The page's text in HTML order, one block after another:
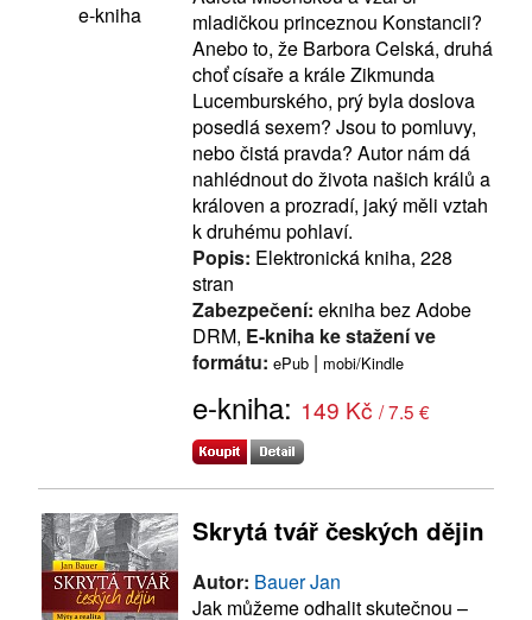
e-kniha
mladičkou princeznou Konstancii?
Anebo to, že Barbora Celská, druhá
choť císaře a krále Zikmunda
Lucemburského, prý byla doslova
posedlá sexem? Jsou to pomluvy,
nebo čistá pravda? Autor nám dá
nahlédnout do života našich králů a
královen a prozradí, jaký měli vztah
k druhému pohlaví.
Popis: Elektronická kniha, 228
stran
Zabezpečení: ekniha bez Adobe
DRM, E-kniha ke stažení ve
formátu: ePub | mobi/Kindle
e-kniha: 149 Kč / 7.5 €
Skrytá tvář českých dějin
Autor: Bauer Jan
Jak můžeme odhalit skutečnou –